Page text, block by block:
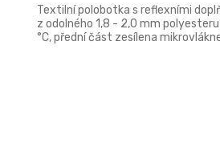
Textilní polobotka s reflexními
z odolného 1,8 - 2,0 mm
°C, přední část zesílena